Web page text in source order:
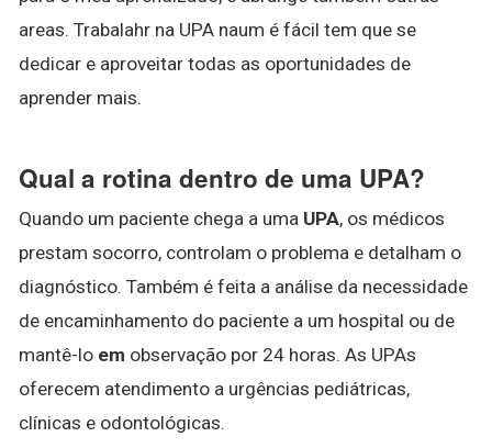
areas. Trabalahr na UPA naum é fácil tem que se
dedicar e aproveitar todas as oportunidades de
aprender mais.
Qual a rotina dentro de uma UPA?
Quando um paciente chega a uma UPA, os médicos
prestam socorro, controlam o problema e detalham o
diagnóstico. Também é feita a análise da necessidade
de encaminhamento do paciente a um hospital ou de
mantê-lo em observação por 24 horas. As UPAs
oferecem atendimento a urgências pediátricas,
clínicas e odontológicas.